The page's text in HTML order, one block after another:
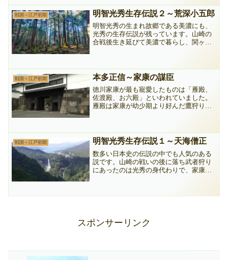
戦国～江戸初期 明智光秀生存伝説２～荒深小五郎
明智光秀の生まれ故郷である美濃にも、
光秀の生存伝説が残っています。山崎の
合戦後生き延びて美濃で暮らし、関ヶ原
戦国～江戸初期 本多正信～家康の謀臣
徳川家康が最も寵愛したものは「雁殿、
佐渡殿、お六殿」といわれていました。
雁殿は家康が幼少期より好んだ鷹狩り、
す。徳川四天王ら歴戦の武功派と異な
り、権謀術数で家康の天下取りを支えま
した。
戦国～江戸初期 明智光秀生存伝説１～天海僧正
数多い日本史の伝説の中でも人気のある
説です。山崎の戦いの後に落ち武者狩り
にあったのは光秀の身代わりで、家康の
スポンサーリンク